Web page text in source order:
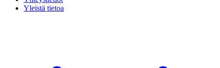
Yleistä tietoa